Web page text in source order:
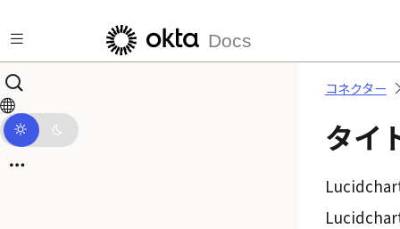
Docs
コネクター
タイ